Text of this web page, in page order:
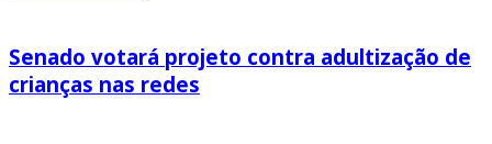
Senado votará projeto contra adultização de
crianças nas redes